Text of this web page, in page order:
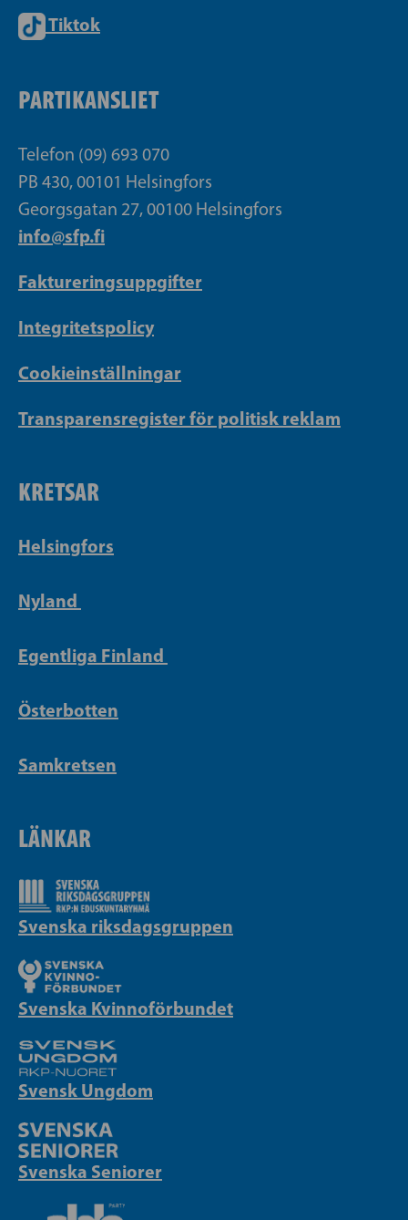
Tiktok
PARTIKANSLIET
Telefon (09) 693 070
PB 430, 00101 Helsingfors
Georgsgatan 27, 00100 Helsingfors
info@sfp.fi
Faktureringsuppgifter
Integritetspolicy
Cookieinställningar
Transparensregister för politisk reklam
KRETSAR
Helsingfors
Nyland
Egentliga Finland
Österbotten
Samkretsen
LÄNKAR
Svenska riksdagsgruppen
Svenska Kvinnoförbundet
Svensk Ungdom
Svenska Seniorer